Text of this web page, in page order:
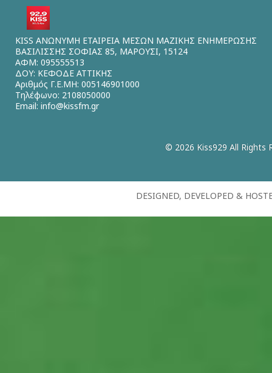
KISS ΑΝΩΝΥΜΗ ΕΤΑΙΡΕΙΑ ΜΕΣΩΝ ΜΑΖΙΚΗΣ ΕΝΗΜΕΡΩΣΗΣ
ΒΑΣΙΛΙΣΣΗΣ ΣΟΦΙΑΣ 85, ΜΑΡΟΥΣΙ, 15124
ΑΦΜ: 095555513
ΔΟΥ: ΚΕΦΟΔΕ ΑΤΤΙΚΗΣ
Αριθμός Γ.Ε.ΜΗ: 005146901000
Τηλέφωνο: 2108050000
Email: info@kissfm.gr
© 2026 Kiss929 All Rights
DESIGNED, DEVELOPED &